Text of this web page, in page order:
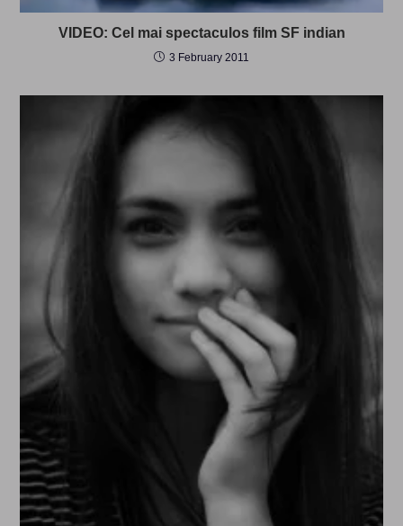
VIDEO: Cel mai spectaculos film SF indian
3 February 2011